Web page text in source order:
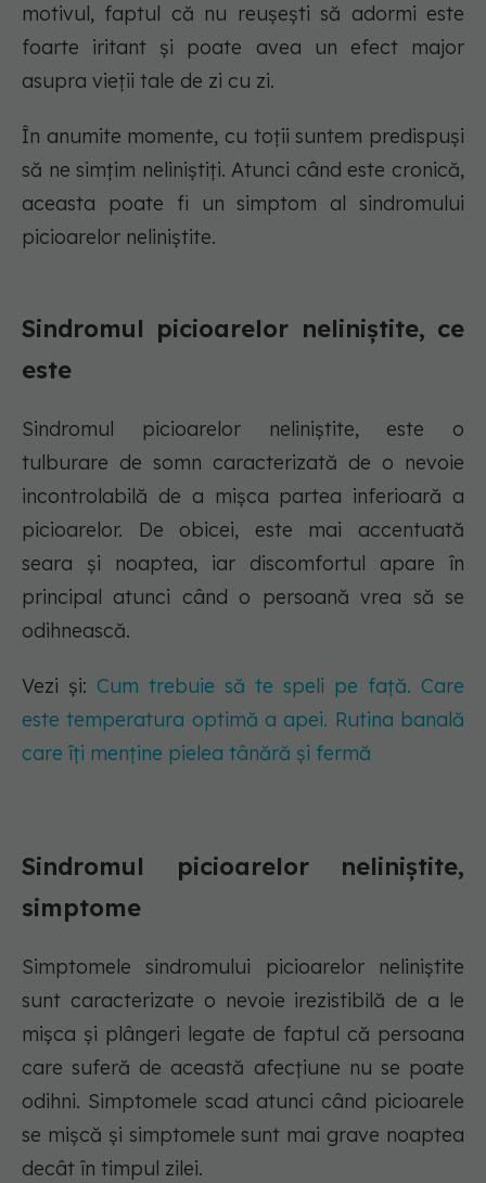
motivul, faptul că nu reușești să adormi este
foarte iritant și poate avea un efect major
asupra vieții tale de zi cu zi.
În anumite momente, cu toții suntem predispuși
să ne simțim neliniștiți. Atunci când este cronică,
aceasta poate fi un simptom al sindromului
picioarelor neliniștite.
Sindromul picioarelor neliniștite, ce
este
Sindromul picioarelor neliniștite, este o
tulburare de somn caracterizată de o nevoie
incontrolabilă de a mișca partea inferioară a
picioarelor. De obicei, este mai accentuată
seara și noaptea, iar discomfortul apare în
principal atunci când o persoană vrea să se
odihnească.
Vezi și: Cum trebuie să te speli pe față. Care
este temperatura optimă a apei. Rutina banală
care îți menține pielea tânără și fermă
Sindromul picioarelor neliniștite,
simptome
Simptomele sindromului picioarelor neliniștite
sunt caracterizate o nevoie irezistibilă de a le
mișca și plângeri legate de faptul că persoana
care suferă de această afecțiune nu se poate
odihni. Simptomele scad atunci când picioarele
se mișcă și simptomele sunt mai grave noaptea
decât în timpul zilei.